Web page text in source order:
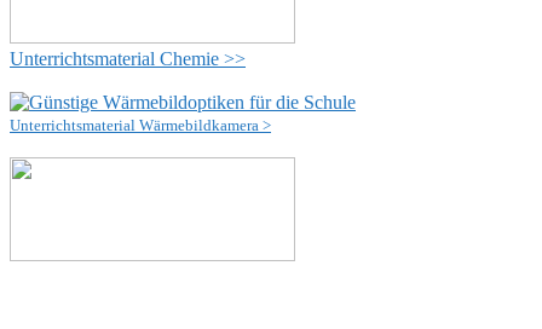
Unterrichtsmaterial Chemie >>
Unterrichtsmaterial Wärmebildkamera >